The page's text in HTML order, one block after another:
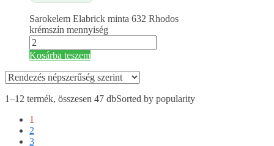
Sarokelem Elabrick minta 632 Rhodos
krémszín mennyiség
Kosárba teszem
1–12 termék, összesen 47 dbSorted by popularity
1
2
3